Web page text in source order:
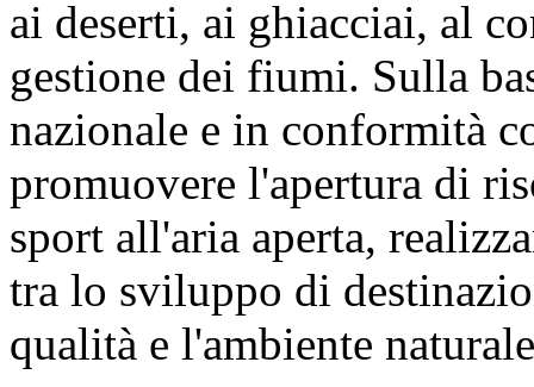
ai deserti, ai ghiacciai, al
gestione dei fiumi. Sulla
nazionale e in conformità
promuovere l'apertura di
sport all'aria aperta,
tra lo sviluppo di
qualità e l'ambiente